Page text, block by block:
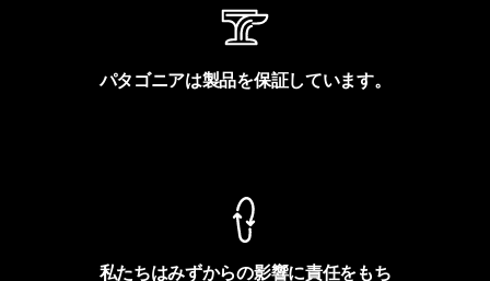
パタゴニアは製品を保証しています。
私たちはみずからの影響に責任をもち